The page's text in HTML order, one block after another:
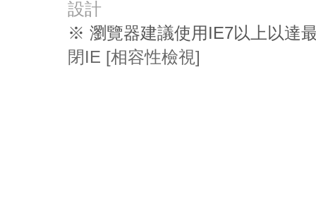
設計
※ 瀏覽器建議使用IE7以上以達
閉IE [相容性檢視]